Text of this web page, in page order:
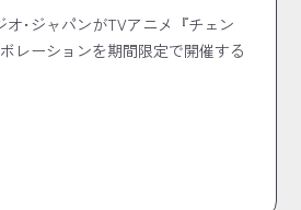
オ･ジャパンがTVアニメ『チェン
レーションを期間限定で開催する